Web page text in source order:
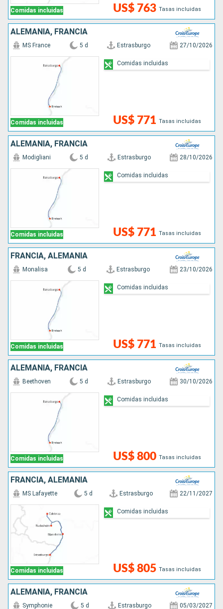
Comidas incluidas US$ 763 Tasas incluidas
ALEMANIA, FRANCIA
Comidas incluidas
MS France 5 d Estrasburgo 27/10/2026
US$ 771 Tasas incluidas
Comidas incluidas
ALEMANIA, FRANCIA
Comidas incluidas
Modigliani 5 d Estrasburgo 28/10/2026
US$ 771 Tasas incluidas
Comidas incluidas
FRANCIA, ALEMANIA
Comidas incluidas
Monalisa 5 d Estrasburgo 23/10/2026
US$ 771 Tasas incluidas
Comidas incluidas
ALEMANIA, FRANCIA
Comidas incluidas
Beethoven 5 d Estrasburgo 30/10/2026
US$ 800 Tasas incluidas
Comidas incluidas
FRANCIA, ALEMANIA
Comidas incluidas
MS Lafayette 5 d Estrasburgo 22/11/2027
US$ 805 Tasas incluidas
Comidas incluidas
ALEMANIA, FRANCIA
Symphonie 5 d Estrasburgo 05/03/2027